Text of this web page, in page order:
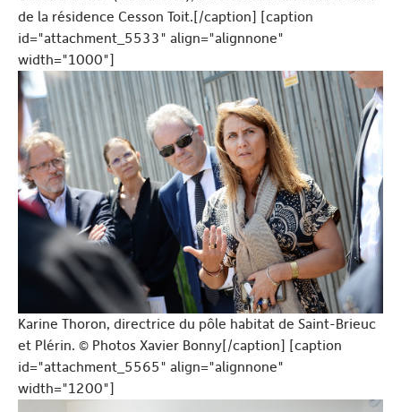
de la résidence Cesson Toit.[/caption] [caption
id="attachment_5533" align="alignnone"
width="1000"]
Karine Thoron, directrice du pôle habitat de Saint-Brieuc
et Plérin. © Photos Xavier Bonny[/caption] [caption
id="attachment_5565" align="alignnone"
width="1200"]